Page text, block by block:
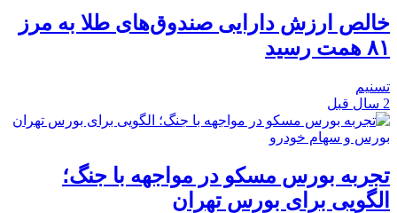
خالص ارزش دارایی‌ صندوق‌های طلا به مرز
۸۱ همت رسید
تسنیم
2 سال قبل
بورس و سهام خودرو
تجربه بورس مسکو در مواجهه با جنگ؛
الگویی برای بورس تهران